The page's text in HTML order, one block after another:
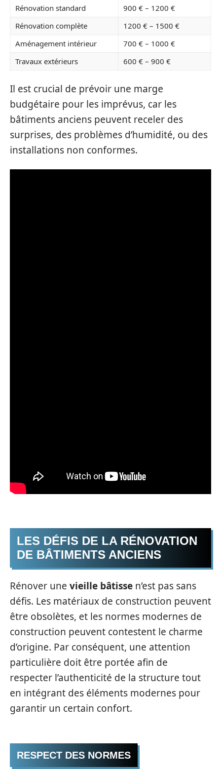
Rénovation standard
900 € – 1200 €
Rénovation complète
1200 € – 1500 €
Aménagement intérieur
700 € – 1000 €
Travaux extérieurs
600 € – 900 €
Il est crucial de prévoir une marge
budgétaire pour les imprévus, car les
bâtiments anciens peuvent receler des
surprises, des problèmes d’humidité, ou des
installations non conformes.
LES DÉFIS DE LA RÉNOVATION
DE BÂTIMENTS ANCIENS
Rénover une vieille bâtisse n’est pas sans
défis. Les matériaux de construction peuvent
être obsolètes, et les normes modernes de
construction peuvent contestent le charme
d’origine. Par conséquent, une attention
particulière doit être portée afin de
respecter l’authenticité de la structure tout
en intégrant des éléments modernes pour
garantir un certain confort.
RESPECT DES NORMES